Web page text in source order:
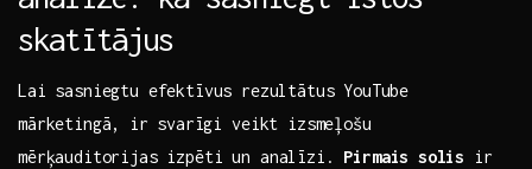
skatītājus
Lai ‌sasniegtu efektīvus⁣ rezultātus YouTube ​
mārketingā, ⁢ir⁣ svarīgi veikt ​izsmeļošu
mērķauditorijas izpēti‍ un ‌analīzi. Pirmais ⁤solis ir‌